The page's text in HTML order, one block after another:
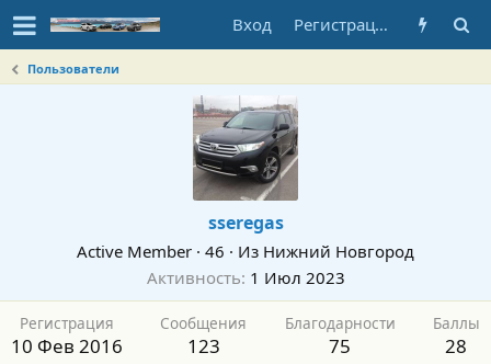
Вход Регистрация
Пользователи
sseregas
Active Member · 46 · Из Нижний Новгород
Активность 1 Июл 2023
Регистрация
10 Фев 2016
Сообщения
123
Благодарности
75
Баллы
28